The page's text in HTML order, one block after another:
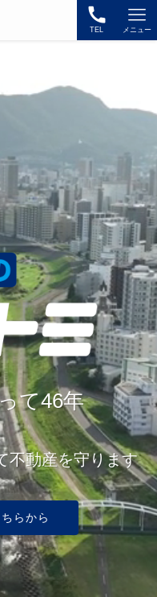
TEL メニュー
て46年
不動産を守ります
らから